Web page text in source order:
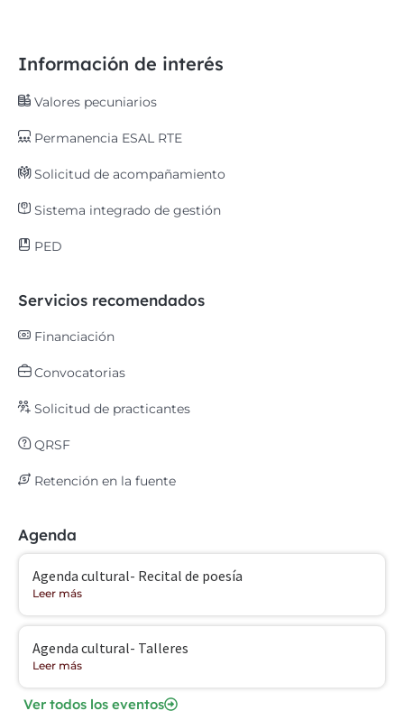
Información de interés
Valores pecuniarios
Permanencia ESAL RTE
Solicitud de acompañamiento
Sistema integrado de gestión
PED
Servicios recomendados
Financiación
Convocatorias
Solicitud de practicantes
QRSF
Retención en la fuente
Agenda
Agenda cultural- Recital de poesía
Leer más
Agenda cultural- Talleres
Leer más
Ver todos los eventos